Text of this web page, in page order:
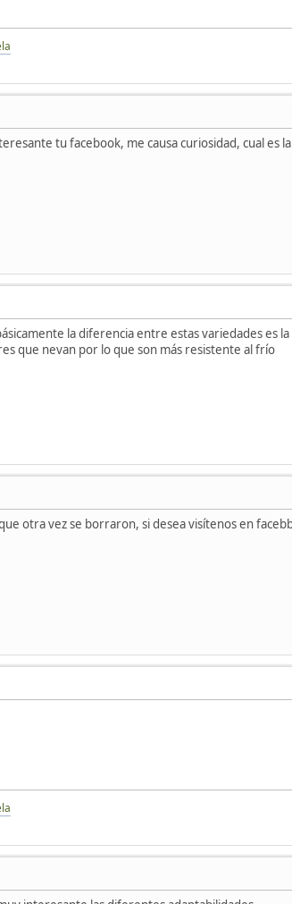
tu facebook, me causa curiosidad, cual
la diferencia entre estas variedades es
que nevan por lo que son más resistente al frío
otra vez se borraron, si desea visítenos en